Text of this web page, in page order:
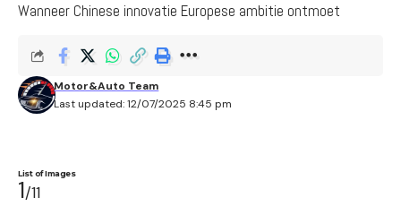
Wanneer Chinese innovatie Europese ambitie ontmoet
Last updated: 12/07/2025 8:45 pm
Motor&Auto Team
List of Images
1/11